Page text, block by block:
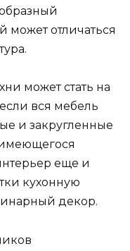
может отличаться
может стать на
вся мебель
и закругленные
еще и
кухонную
декор.